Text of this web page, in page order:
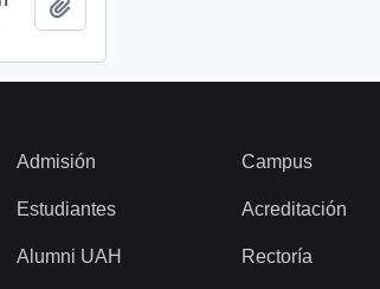
Admisión
Estudiantes
Alumni UAH
Campus
Acreditación
Rectoría